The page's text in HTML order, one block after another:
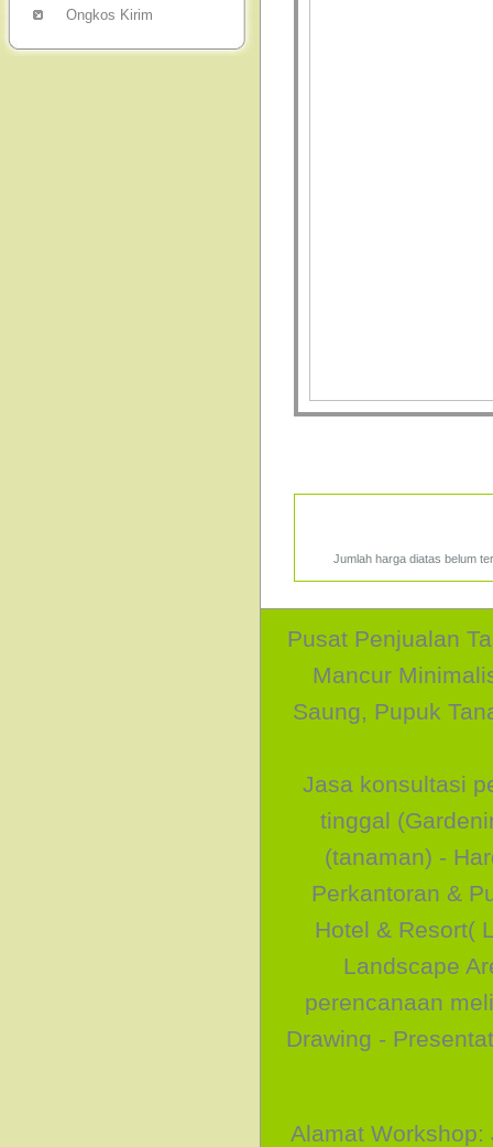
Ongkos Kirim
Jumlah harga diatas belum
Pusat Penjualan
Mancur
Saung, Pupuk
Jasa konsultasi
tinggal
(tanaman) -
Perkantoran &
Hotel & Resort(
Landscape
perencanaan
Drawing -
Alamat Workshop: